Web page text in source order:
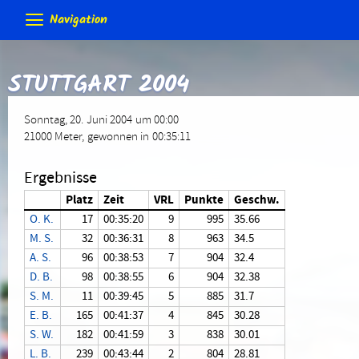
Navigation
Neuigkeiten
Termine & Veranstaltungen
Bodenseeumrundung
Corona Schutzkonzept
Rennen & Wettkämpfe
Verein
Anmeldung
Biete & Suche Material-Info Rollen
Impressum
Kontakt
Weiteres
Skate-Abzeichen Alte Webseite
> Anmelden
STUTTGART 2004
Sonntag, 20. Juni 2004 um 00:00
21000 Meter, gewonnen in 00:35:11
Ergebnisse
Platz Zeit VRL Punkte Geschw.
O. K. 17 00:35:20 9 995
35.66
M. S.
32 00:36:31 8 963
34.5
A. S.
96 00:38:53 7 904
32.4
D. B.
98 00:38:55 6 904
32.38
S. M.
11 00:39:45 5 885
31.7
E. B.
165 00:41:37 4 845
30.28
S. W.
182 00:41:59 3 838
30.01
L. B.
239 00:43:44 2 804
28.81